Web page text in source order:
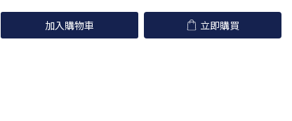
加入購物車 立即購買